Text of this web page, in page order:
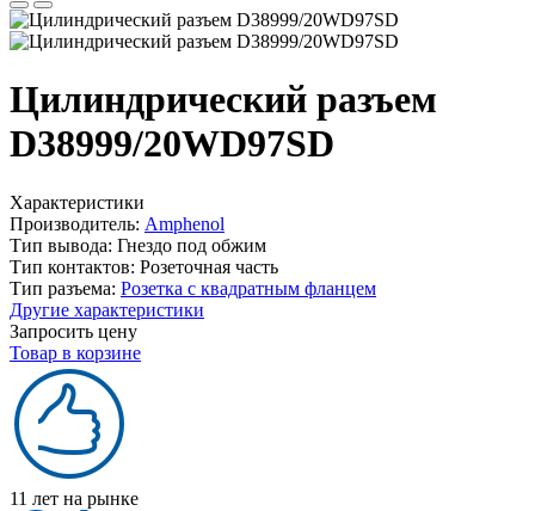
Цилиндрический разъем
D38999/20WD97SD
Характеристики
Производитель: Amphenol
Тип вывода: Гнездо под обжим
Тип контактов: Розеточная часть
Тип разъема: Розетка с квадратным фланцем
Другие характеристики
Запросить цену
Товар в корзине
11 лет на рынке